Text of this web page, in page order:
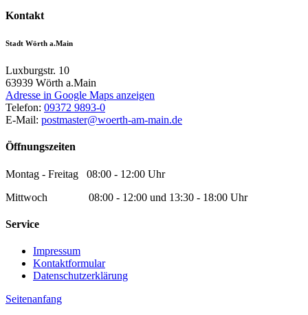
Kontakt
Stadt Wörth a.Main
Luxburgstr. 10
63939 Wörth a.Main
Adresse in Google Maps anzeigen
Telefon: 09372 9893-0
E-Mail: postmaster@woerth-am-main.de
Öffnungszeiten
Montag - Freitag 08:00 - 12:00 Uhr
Mittwoch 08:00 - 12:00 und 13:30 - 18:00 Uhr
Service
Impressum
Kontaktformular
Datenschutzerklärung
Seitenanfang